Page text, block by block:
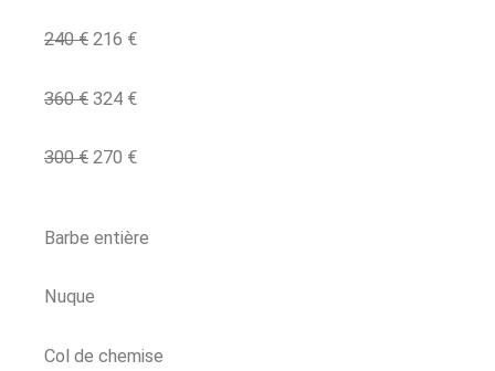
240€ 216 €
360€ 324 €
300€ 270 €
Barbe entière
Nuque
Col de chemise